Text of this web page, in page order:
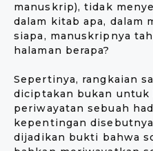
manuskrip), tidak
dalam kitab apa, dalam
siapa, manuskripnya
halaman berapa?
Sepertinya, rangkaian
diciptakan bukan untuk
periwayatan sebuah
kepentingan
dijadikan bukti bahwa